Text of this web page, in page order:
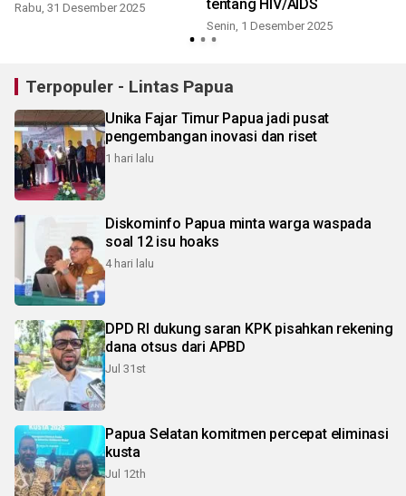
Rabu, 31 Desember 2025 tentang HIV/AIDS
Senin, 1 Desember 2025
Terpopuler - Lintas Papua
Unika Fajar Timur Papua jadi pusat
pengembangan inovasi dan riset
1 hari lalu
Diskominfo Papua minta warga waspada
soal 12 isu hoaks
4 hari lalu
DPD RI dukung saran KPK pisahkan rekening
dana otsus dari APBD
Jul 31st
Papua Selatan komitmen percepat eliminasi
kusta
Jul 12th